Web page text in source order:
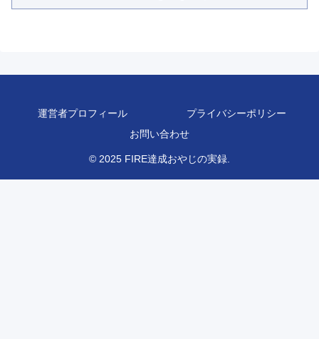
運営者プロフィール
プライバシーポリシー
お問い合わせ
© 2025 FIRE達成おやじの実録.